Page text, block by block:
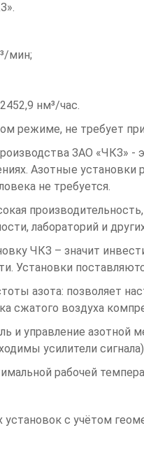
мин;
нм³/час.
режиме, не требует
ЗАО «ЧКЗ» -
Азотные
не требуется.
лабораторий и
ЧКЗ – значит
Установки
азота: позволяет
сжатого воздуха
и управление азотной
усилители
рабочей
с учётом